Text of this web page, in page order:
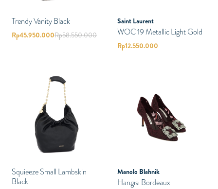
Trendy Vanity Black
Rp45.950.000Rp58.550.000
Saint Laurent
WOC 19 Metallic Light Gold
Rp12.550.000
Squieeze Small Lambskin
Black
Manolo Blahnik
Hangisi Bordeaux